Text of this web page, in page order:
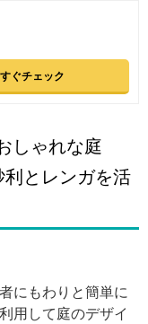
ぐチェック
しゃれな庭
とレンガを活
にもわりと簡単に
用して庭のデザイ